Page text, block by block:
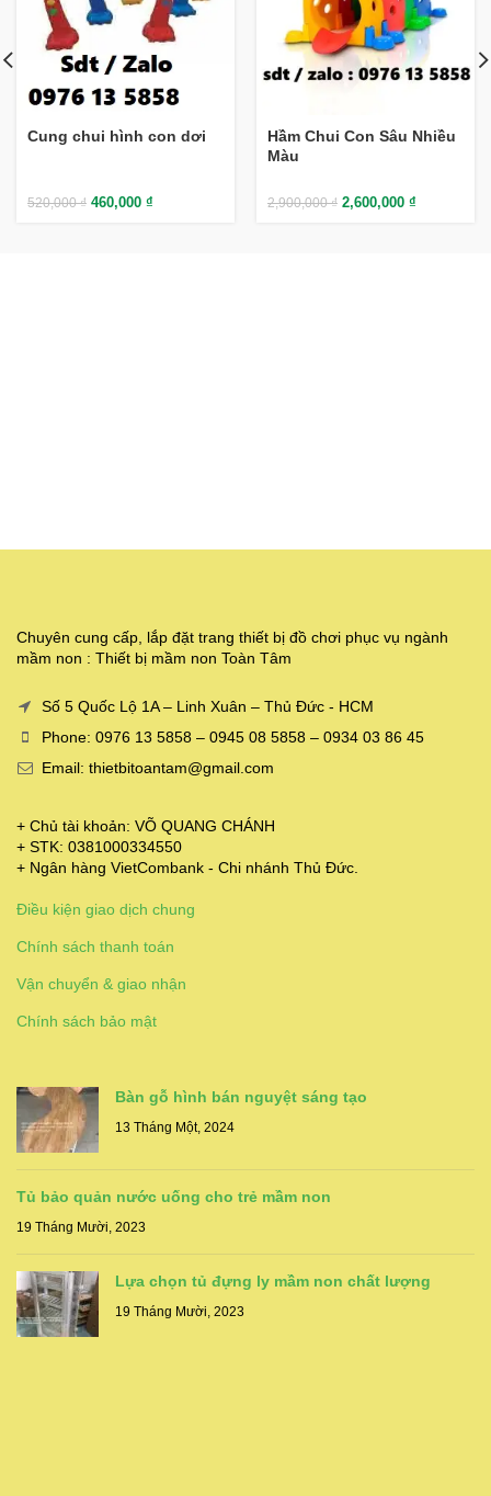
Cung chui hình con dơi
520,000₫ 460,000 ₫
Hầm Chui Con Sâu Nhiều
Màu
2,900,000₫ 2,600,000 ₫
Chuyên cung cấp, lắp đặt trang thiết bị đồ chơi phục vụ ngành
mầm non : Thiết bị mầm non Toàn Tâm
Số 5 Quốc Lộ 1A – Linh Xuân – Thủ Đức - HCM
Phone: 0976 13 5858 – 0945 08 5858 – 0934 03 86 45
Email: thietbitoantam@gmail.com
+ Chủ tài khoản: VÕ QUANG CHÁNH
+ STK: 0381000334550
+ Ngân hàng VietCombank - Chi nhánh Thủ Đức.
Điều kiện giao dịch chung
Chính sách thanh toán
Vận chuyển & giao nhận
Chính sách bảo mật
Bàn gỗ hình bán nguyệt sáng tạo
13 Tháng Một, 2024
Tủ bảo quản nước uống cho trẻ mầm non
19 Tháng Mười, 2023
Lựa chọn tủ đựng ly mầm non chất lượng
19 Tháng Mười, 2023